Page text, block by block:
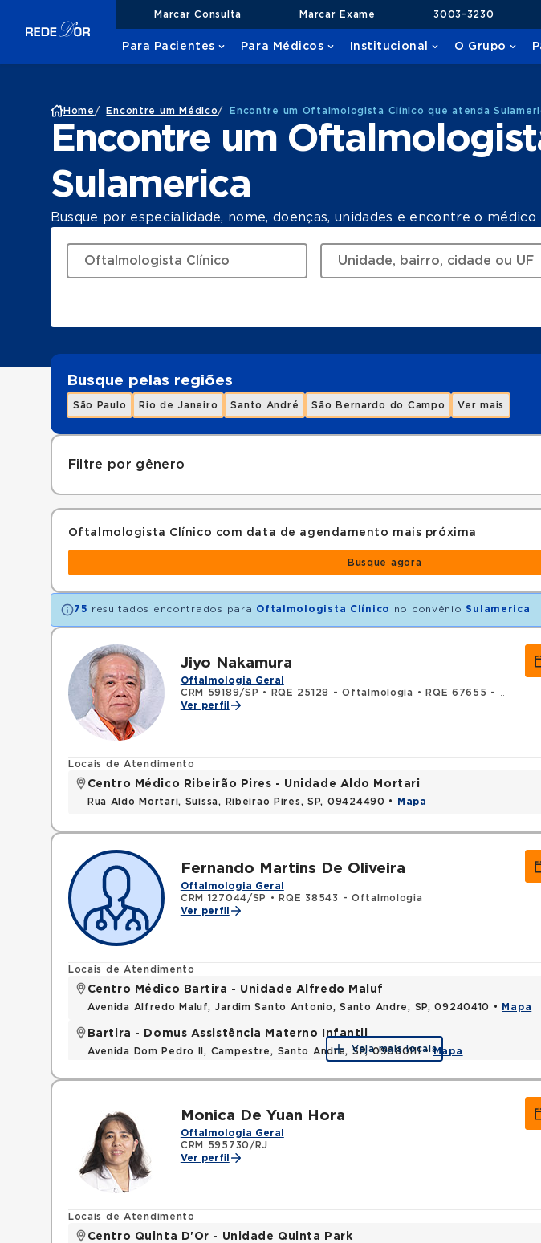
Marcar Consulta Marcar Exame 3003-3230
Para Pacientes Para Médicos Institucional O Grupo
Home / Encontre um Médico/ Encontre um Oftalmologista Clínico que atenda
Encontre um
Sulamerica
Busque por especialidade, nome, doenças, unidades e encontre o médico
Busque pelas regiões
São Paulo Rio de Janeiro Santo André São Bernardo do Campo Ver mais
Filtre por gênero
Oftalmologista Clínico com data de agendamento mais próxima
Busque agora
75 resultados encontrados para Oftalmologista Clínico no convênio Sulamerica
Jiyo Nakamura
Oftalmologia Geral
CRM 59189/SP • RQE 25128 - Oftalmologia •
RQE 67655 - Medicina do trabalho
Ver perfil
Locais de Atendimento
Centro Médico Ribeirão Pires - Unidade Aldo Mortari
Rua Aldo Mortari, Suissa, Ribeirao Pires, SP, 09424490 • Mapa
Fernando Martins De Oliveira
Oftalmologia Geral
CRM 127044/SP
•
RQE 38543 - Oftalmologia
Ver perfil
Locais de Atendimento
Centro Médico Bartira - Unidade Alfredo Maluf
Avenida Alfredo Maluf, Jardim Santo Antonio, Santo Andre, SP, 09240410 • Mapa
Bartira - Domus Assistência Materno Infantil
Avenida Dom Pedro II, Campestre, Santo Andre, SP, 09080111 •Mapa
Veja mais locais
Monica De Yuan Hora
Oftalmologia Geral
CRM 595730/RJ
Ver perfil
Locais de Atendimento
Centro Quinta D'Or - Unidade Quinta Park